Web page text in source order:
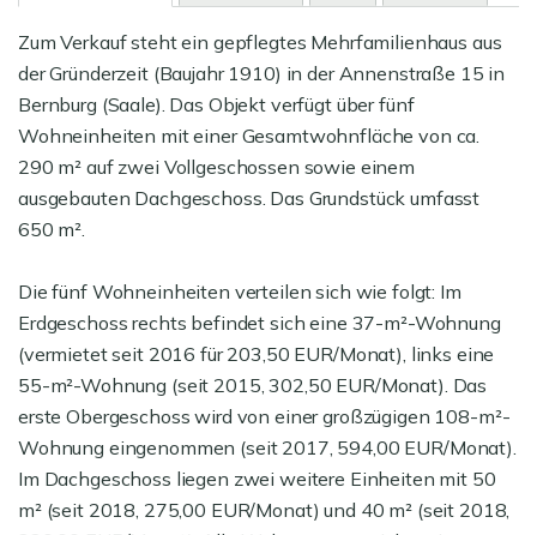
Zum Verkauf steht ein gepflegtes Mehrfamilienhaus aus
der Gründerzeit (Baujahr 1910) in der Annenstraße 15 in
Bernburg (Saale). Das Objekt verfügt über fünf
Wohneinheiten mit einer Gesamtwohnfläche von ca.
290 m² auf zwei Vollgeschossen sowie einem
ausgebauten Dachgeschoss. Das Grundstück umfasst
650 m².
Die fünf Wohneinheiten verteilen sich wie folgt: Im
Erdgeschoss rechts befindet sich eine 37-m²-Wohnung
(vermietet seit 2016 für 203,50 EUR/Monat), links eine
55-m²-Wohnung (seit 2015, 302,50 EUR/Monat). Das
erste Obergeschoss wird von einer großzügigen 108-m²-
Wohnung eingenommen (seit 2017, 594,00 EUR/Monat).
Im Dachgeschoss liegen zwei weitere Einheiten mit 50
m² (seit 2018, 275,00 EUR/Monat) und 40 m² (seit 2018,